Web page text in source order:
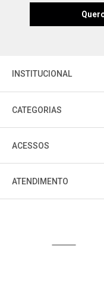
INSTITUCIONAL
CATEGORIAS
ACESSOS
ATENDIMENTO